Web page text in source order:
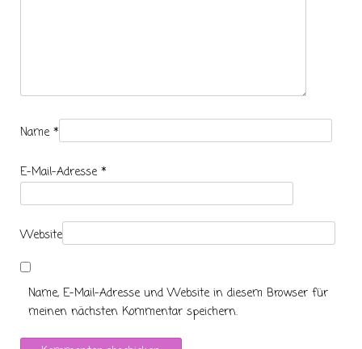
Name *
E-Mail-Adresse *
Website
Name, E-Mail-Adresse und Website in diesem Browser für
meinen nächsten Kommentar speichern.